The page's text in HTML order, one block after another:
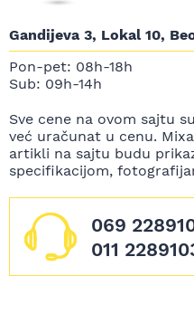
Gandijeva 3, Lokal 10,
Pon-pet: 08h-18h
Sub: 09h-14h
Sve cene na ovom sajtu
već uračunat u cenu.
artikli na sajtu budu
specifikacijom,
069
011